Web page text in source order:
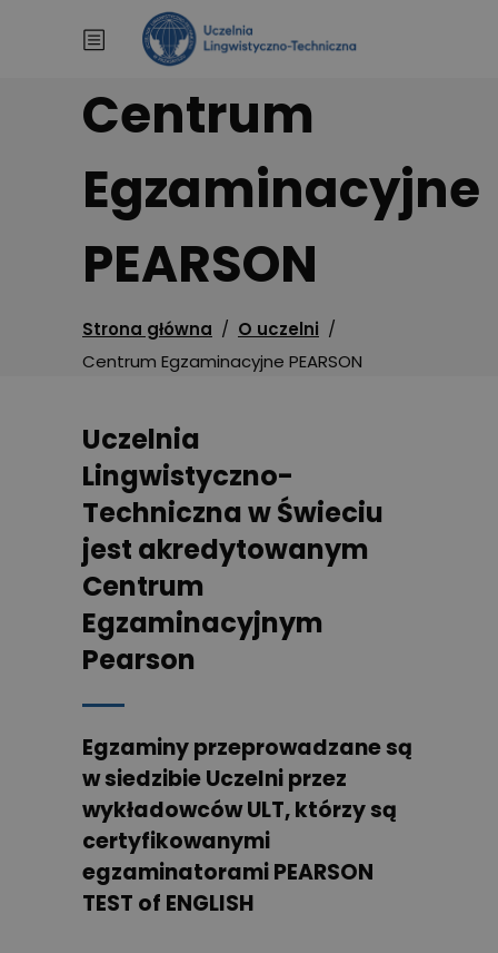
Centrum
Egzaminacyjne
PEARSON
Strona główna / O uczelni /
Centrum Egzaminacyjne PEARSON
Uczelnia
Lingwistyczno-
Techniczna w Świeciu
jest akredytowanym
Centrum
Egzaminacyjnym
Pearson
Egzaminy przeprowadzane są
w siedzibie Uczelni przez
wykładowców ULT, którzy są
certyfikowanymi
egzaminatorami PEARSON
TEST of ENGLISH